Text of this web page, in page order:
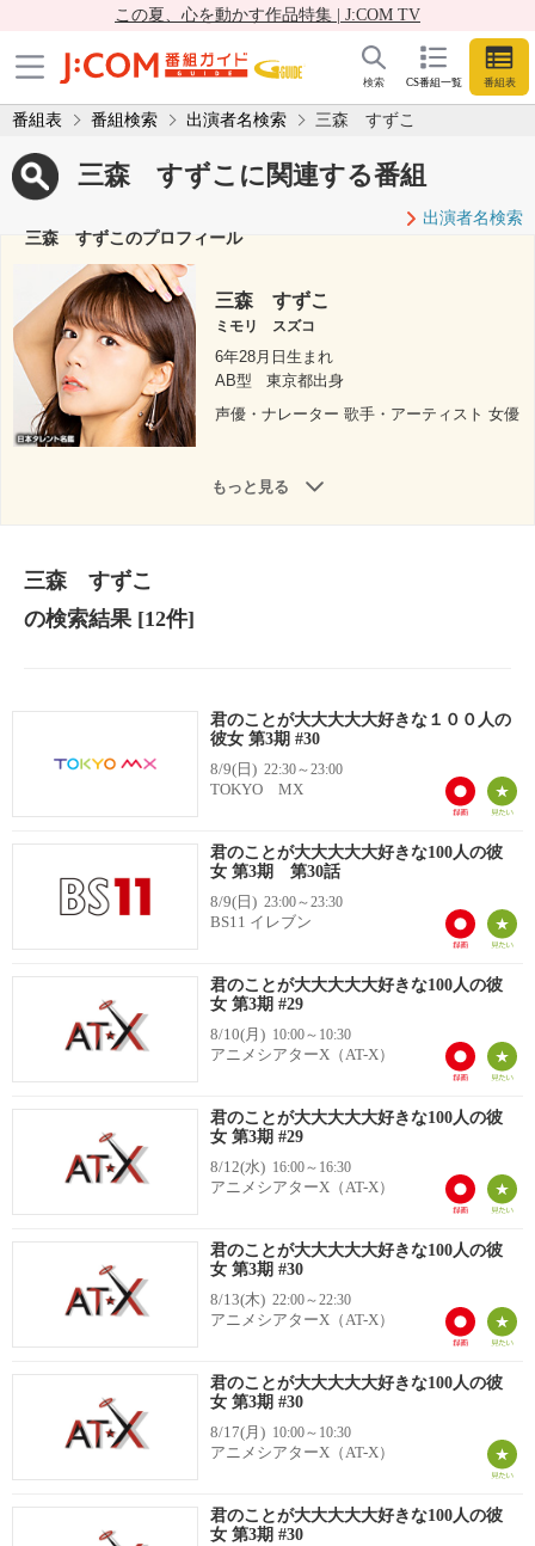
この夏、心を動かす作品特集 | J:COM TV
CS番組一覧 番組表
検索
番組表 番組検索 出演者名検索 三森 すずこ
三森 すずこに関連する番組
出演者名検索
三森 すずこのプロフィール
三森 すずこ
ミモリ スズコ
6年28月日生まれ
AB型
東京都出身
声優・ナレーター 歌手・アーティスト 女優
もっと見る
三森 すずこ
の検索結果[12件]
君のことが大大大大大好きな１００人の
彼女 第3期 #30
8/9(日) 22:30～23:00
TOKYO MX
君のことが大大大大大好きな100人の彼
女 第3期 第30話
8/9(日) 23:00～23:30
BS11 イレブン
君のことが大大大大大好きな100人の彼
女 第3期 #29
8/10(月) 10:00～10:30
アニメシアターX（AT-X）
君のことが大大大大大好きな100人の彼
女 第3期 #29
8/12(水) 16:00～16:30
アニメシアターX（AT-X）
君のことが大大大大大好きな100人の彼
女 第3期 #30
8/13(木) 22:00～22:30
アニメシアターX（AT-X）
君のことが大大大大大好きな100人の彼
女 第3期 #30
8/17(月) 10:00～10:30
アニメシアターX（AT-X）
君のことが大大大大大好きな100人の彼
女 第3期 #30